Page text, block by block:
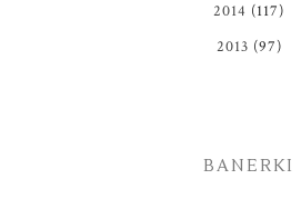
2014 (117)
2013 (97)
BANERKI